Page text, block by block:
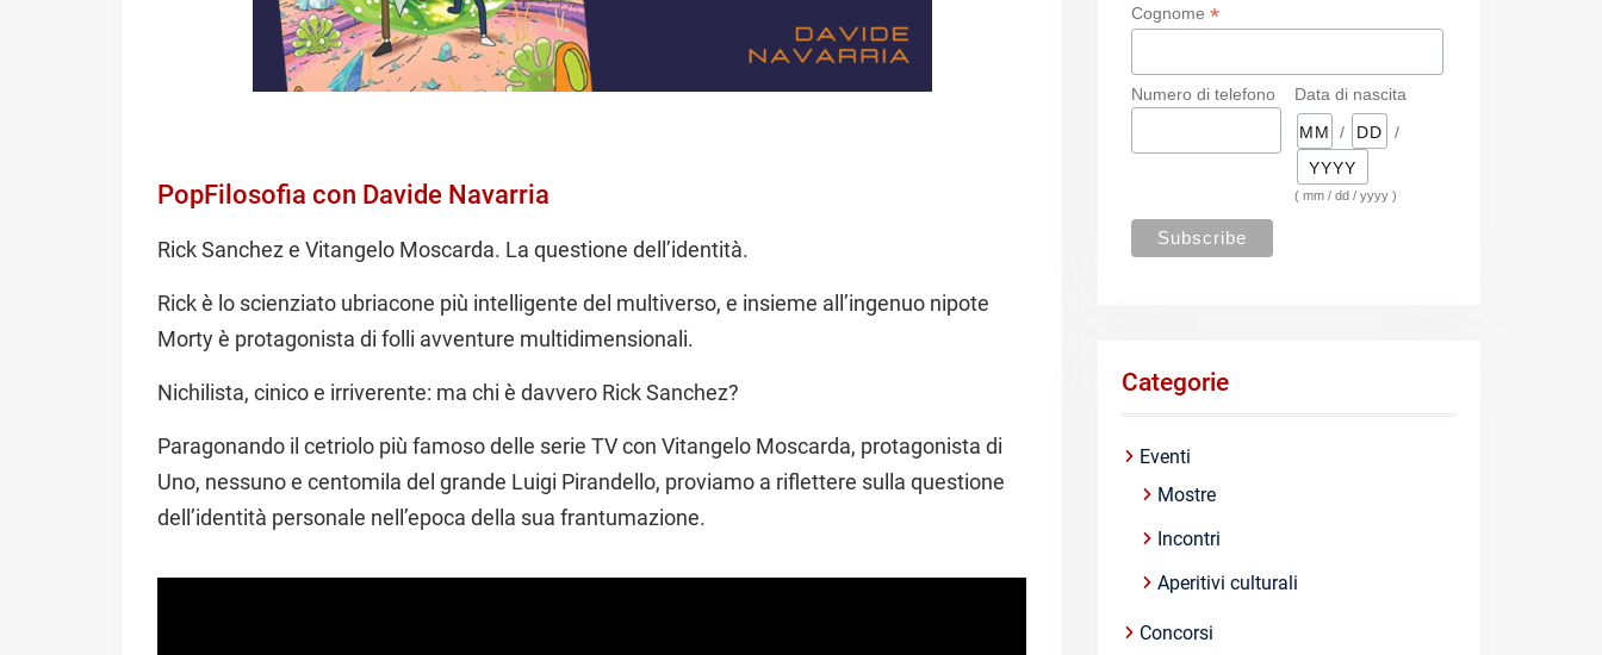
PopFilosofia con Davide Navarria
Rick Sanchez e Vitangelo Moscarda. La questione dell’identità.
Rick è lo scienziato ubriacone più intelligente del multiverso, e insieme all’ingenuo nipote
Morty è protagonista di folli avventure multidimensionali.
Nichilista, cinico e irriverente: ma chi è davvero Rick Sanchez?
Paragonando il cetriolo più famoso delle serie TV con Vitangelo Moscarda, protagonista di
Uno, nessuno e centomila del grande Luigi Pirandello, proviamo a riflettere sulla questione
dell’identità personale nell’epoca della sua frantumazione.
Cognome*
Numero di telefono
Data di nascita
/
/
( mm / dd / yyyy )
Categorie
Eventi
Mostre
Incontri
Aperitivi culturali
Concorsi